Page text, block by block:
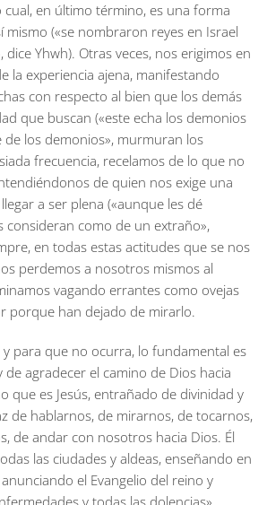
en último término, es una forma
mismo («se nombraron reyes en Israel
Yhwh). Otras veces, nos erigimos en
la experiencia ajena, manifestando
con respecto al bien que los demás
que buscan («este echa los demonios
de los demonios», murmuran los
frecuencia, recelamos de lo que no
de quien nos exige una
a ser plena («aunque les dé
consideran como de un extraño»,
en todas estas actitudes que se nos
perdemos a nosotros mismos al
vagando errantes como ovejas
porque han dejado de mirarlo.
para que no ocurra, lo fundamental es
agradecer el camino de Dios hacia
que es Jesús, entrañado de divinidad y
de hablarnos, de mirarnos, de tocarnos,
de andar con nosotros hacia Dios. Él
las ciudades y aldeas, enseñando en
el Evangelio del reino y
y todas las dolencias».